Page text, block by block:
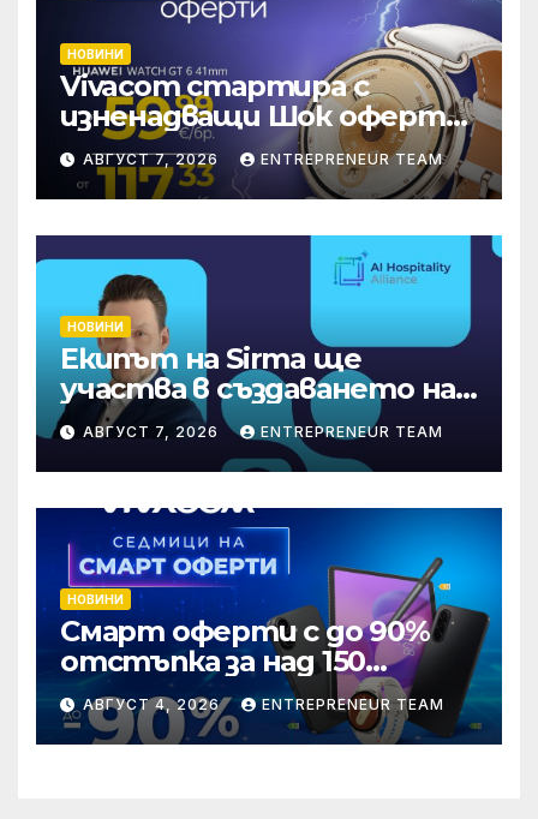
НОВИНИ
Vivacom стартира с
изненадващи Шок оферти
през август онлайн
АВГУСТ 7, 2026 ENTREPRENEUR TEAM
НОВИНИ
Екипът на Sirma ще
участва в създаването на
международните
стандарти за навлизане на
изкуствен интелект в
хотелиерството
АВГУСТ 7, 2026 ENTREPRENEUR TEAM
НОВИНИ
Смарт оферти с до 90%
отстъпка за над 150
устройства от Vivacom
през август
АВГУСТ 4, 2026 ENTREPRENEUR TEAM